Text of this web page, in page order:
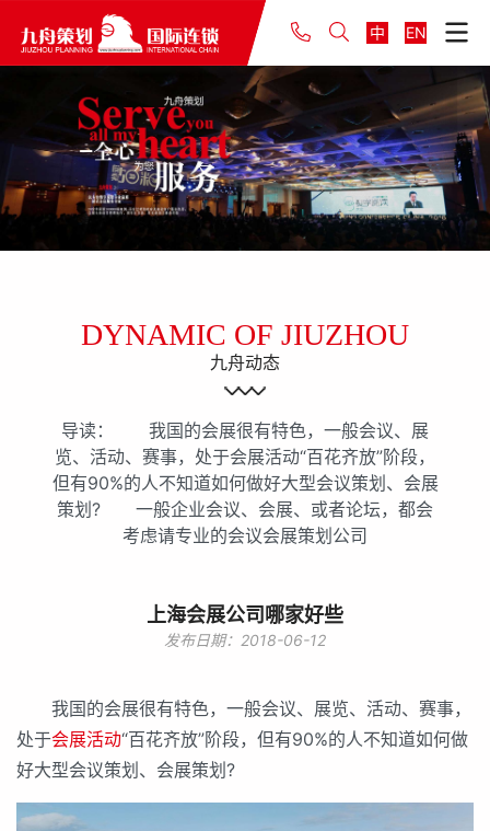
中 EN
DYNAMIC OF JIUZHOU
九舟动态
导读： 我国的会展很有特色，一般会议、展
览、活动、赛事，处于会展活动“百花齐放”阶段，
但有90%的人不知道如何做好大型会议策划、会展
策划? 一般企业会议、会展、或者论坛，都会
考虑请专业的会议会展策划公司
上海会展公司哪家好些
发布日期：2018-06-12
我国的会展很有特色，一般会议、展览、活动、赛事，
处于会展活动“百花齐放”阶段，但有90%的人不知道如何做
好大型会议策划、会展策划?